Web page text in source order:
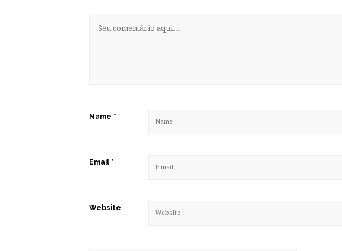
Name *
Email *
Website